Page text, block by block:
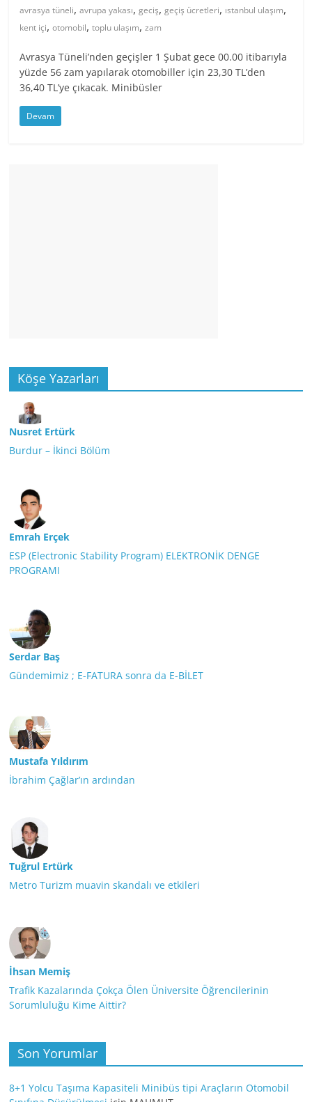
avrasya tüneli,avrupa yakası,geciş,geçiş ücretleri, ıstanbul ulaşım,
kent içi,otomobil,toplu ulaşım,zam
Avrasya Tüneli’nden geçişler 1 Şubat gece 00.00 itibarıyla
yüzde 56 zam yapılarak otomobiller için 23,30 TL’den
36,40 TL’ye çıkacak. Minibüsler
Devam
Köşe Yazarları
Nusret Ertürk
Burdur – İkinci Bölüm
Emrah Erçek
ESP (Electronic Stability Program) ELEKTRONİK DENGE
PROGRAMI
Serdar Baş
Gündemimiz ; E-FATURA sonra da E-BİLET
Mustafa Yıldırım
İbrahim Çağlar’ın ardından
Tuğrul Ertürk
Metro Turizm muavin skandalı ve etkileri
İhsan Memiş
Trafik Kazalarında Çokça Ölen Üniversite Öğrencilerinin
Sorumluluğu Kime Aittir?
Son Yorumlar
8+1 Yolcu Taşıma Kapasiteli Minibüs tipi Araçların Otomobil